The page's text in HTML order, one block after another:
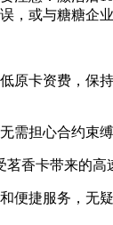
，或与糖糖企
原卡资费，保
需担心合约束
香卡带来的
便捷服务，无